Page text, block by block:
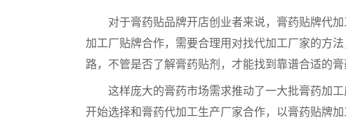
对于膏药贴品牌开店创业者来说，膏药贴牌代加
加工厂贴牌合作，需要合理用对找代加工厂家的方
路，不管是否了解膏药贴剂，才能找到靠谱合适的膏
这样庞大的膏药市场需求推动了一大批膏药加工
开始选择和膏药代加工生产厂家合作，以膏药贴牌